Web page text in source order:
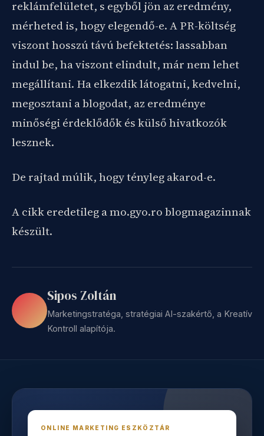
reklámfelületet, s egyből jön az eredmény,
mérheted is, hogy elegendő-e. A PR-költség
viszont hosszú távú befektetés: lassabban
indul be, ha viszont elindult, már nem lehet
megállítani. Ha elkezdik látogatni, kedvelni,
megosztani a blogodat, az eredménye
minőségi érdeklődők és külső hivatkozók
lesznek.
De rajtad múlik, hogy tényleg akarod-e.
A cikk eredetileg a mo.gyo.ro blogmagazinnak
készült.
Sipos Zoltán
Marketingstratéga, stratégiai AI-szakértő, a Kreatív
Kontroll alapítója.
ONLINE MARKETING ESZKÖZTÁR